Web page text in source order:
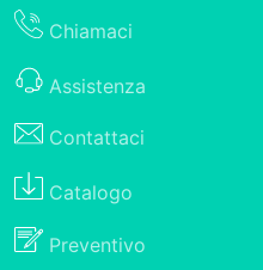
Chiamaci
Assistenza
Contattaci
Catalogo
Preventivo